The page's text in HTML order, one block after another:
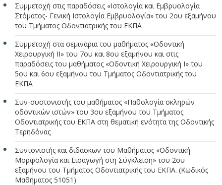
Συμμετοχή στις παραδόσεις «Ιστολογία και Εμβρυολογία
Στόματος- Γενική Ιστολογία Εμβρυολογία» του 2ου εξαμήνου
του Τμήματος Οδοντιατρικής του ΕΚΠΑ
Συμμετοχή στα σεμινάρια του μαθήματος «Οδοντική
Χειρουργική ΙΙ» του 7ου και 8ου εξαμήνου και στις
παραδόσεις του μαθήματος «Οδοντική Χειρουργική Ι» του
5ου και 6ου εξαμήνου του Τμήματος Οδοντιατρικής του
ΕΚΠΑ
Συν-συστονιστής του μαθήματος «Παθολογία σκληρών
οδοντικών ιστών» του 3ου εξαμήνου του Τμήματος
Οδοντιατρικής του ΕΚΠΑ στη θεματική ενότητα της Οδοντικής
Τερηδόνας
Συντονιστής και διδάσκων του Μαθήματος «Οδοντική
Μορφολογία και Εισαγωγή στη Σύγκλειση» του 2ου
εξαμήνου του Τμήματος Οδοντιατρικής του ΕΚΠΑ. (Κωδικός
Μαθήματος 51051)